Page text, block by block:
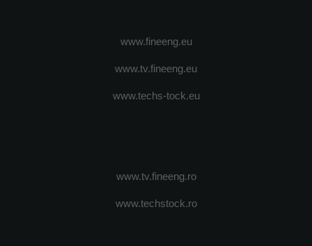
www.fineeng.eu
www.tv.fineeng.eu
www.techs-tock.eu
www.tv.fineeng.ro
www.techstock.ro